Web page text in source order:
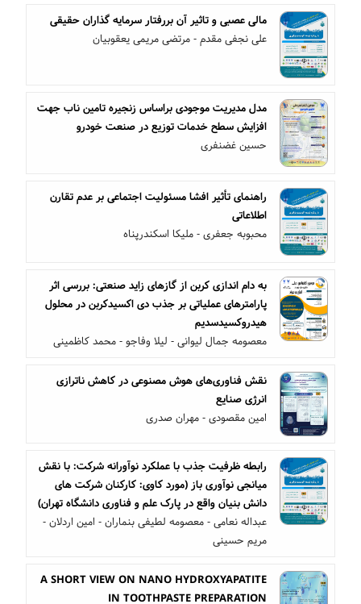
مالی عصبی و تاثیر آن بررفتار سرمایه گذاران حقیقی
علی نجفی مقدم - مرتضی مریمی یعقوبیان
مدل مدیریت موجودی براساس زنجیره تامین ناب جهت
افزایش سطح خدمات توزیع در صنعت خودرو
حسین غضنفری
راهنمای تأثیر افشا مسئولیت اجتماعی بر عدم تقارن
اطلاعاتی
محبوبه جعفری - ملیکا اسکندرپناه
به دام اندازی کربن از گازهای زاید صنعتی: بررسی اثر
پارامترهای عملیاتی بر جذب دی اکسیدکربن در محلول
هیدروکسیدسدیم
معصومه جمال لیوانی - لیلا وفاجو - محمد کاظمینی
نقش فناوری‌های هوش مصنوعی در کاهش ناترازی
انرژی صنایع
امین مقصودی - مهران صدری
رابطه ظرفیت جذب با عملکرد نوآورانه شرکت: با نقش
میانجی نوآوری باز (مورد کاوی: کارکنان شرکت های
دانش بنیان واقع در پارک علم و فناوری دانشگاه تهران)
عبداله نعامی - معصومه لطیفی بنماران - امین اردلان -
مریم حسینی
A SHORT VIEW ON NANO HYDROXYAPATITE
IN TOOTHPASTE PREPARATION